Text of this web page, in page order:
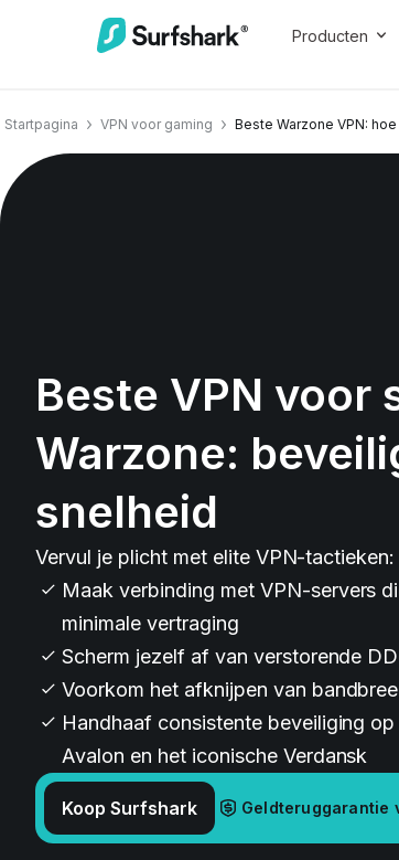
Producten
Startpagina VPN voor gaming Beste Warzone VPN:
Beste VPN voor
Warzone:
snelheid
Vervul je plicht met elite VPN-tactieken:
Maak verbinding met VPN-servers
minimale vertraging
Scherm jezelf af van verstorende
Voorkom het afknijpen van
Handhaaf consistente beveiliging
Avalon en het iconische Verdansk
Koop Surfshark Geldteruggarantie